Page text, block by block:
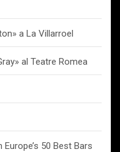
a La Villarroel
al Teatre Romea
50 Best Bars